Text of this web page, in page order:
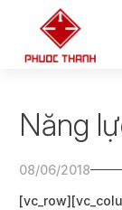
Năng
08/06/2018